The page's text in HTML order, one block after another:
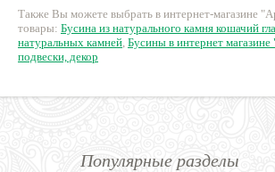
Также Вы можете выбрать в интернет-магазине
товары: Бусина из натурального камня кошачий
натуральных камней, Бусины в интернет
подвески, декор
Популярные разделы